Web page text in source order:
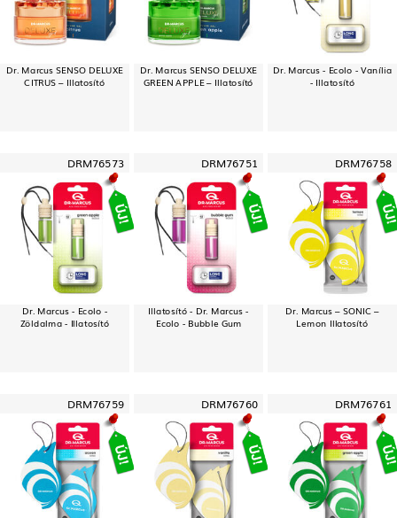
Dr. Marcus SENSO DELUXE
CITRUS – Illatosító
Dr. Marcus SENSO DELUXE
GREEN APPLE – Illatosító
Dr. Marcus - Ecolo - Vanília
- Illatosító
DRM76573
Dr. Marcus - Ecolo -
Zöldalma - Illatosító
DRM76751
Illatosító - Dr. Marcus -
Ecolo - Bubble Gum
DRM76758
Dr. Marcus – SONIC –
Lemon Illatosító
DRM76759 DRM76760 DRM76761